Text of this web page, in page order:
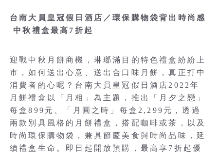
台南大員皇冠假日酒店／環保購物袋背出時尚感
中秋禮盒最高7折起
迎戰中秋月餅商機，琳瑯滿目的特色禮盒紛紛上
市，如何送出心意、送出合口味月餅，真正打中
消費者的心呢？台南大員皇冠假日酒店2022年
月餅禮盒以「月相」為主題，推出「月夕之戀」
每盒899元、「月圓之時」每盒2,299元，透過
兩款別具風格的月餅禮盒，搭配咖啡或茶，以及
時尚環保購物袋，兼具節慶美食與時尚品味，延
續禮盒生命。即日起開放預購，最高享7折起優